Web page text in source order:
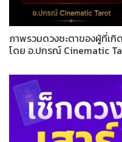
ภาพรวมดวงชะตาของผู้ที่เกิ
โดย อ.ปกรณ์ Cinematic